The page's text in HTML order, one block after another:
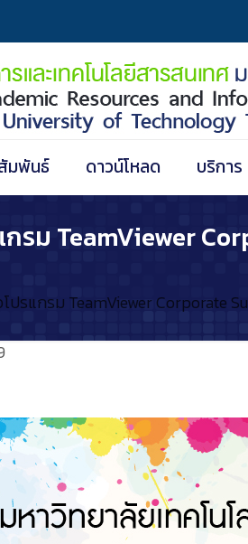
มพันธ์ ดาวน์โหลด บริการ
กรม TeamViewer
ปรแกรม TeamViewer Corporate